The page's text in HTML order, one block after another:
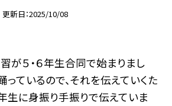
更新日 2025/10/08
が５・６年生合同で始まりまし
っているので、それを伝えていくた
生に身振り手振りで伝えていま